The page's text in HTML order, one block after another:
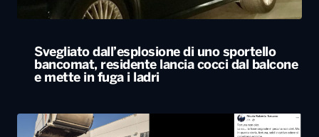
Svegliato dall’esplosione di uno sportello
bancomat, residente lancia cocci dal balcone
e mette in fuga i ladri